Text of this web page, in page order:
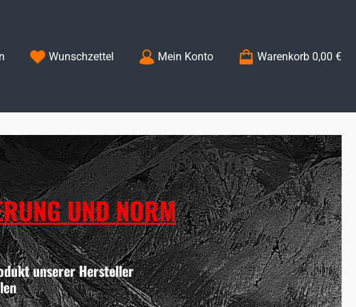
Wunschzettel Du hast 0 Produkte auf dem Merkzettel
Mein Konto Warenkorb 0,00 €
UND NORM
unserer Hersteller